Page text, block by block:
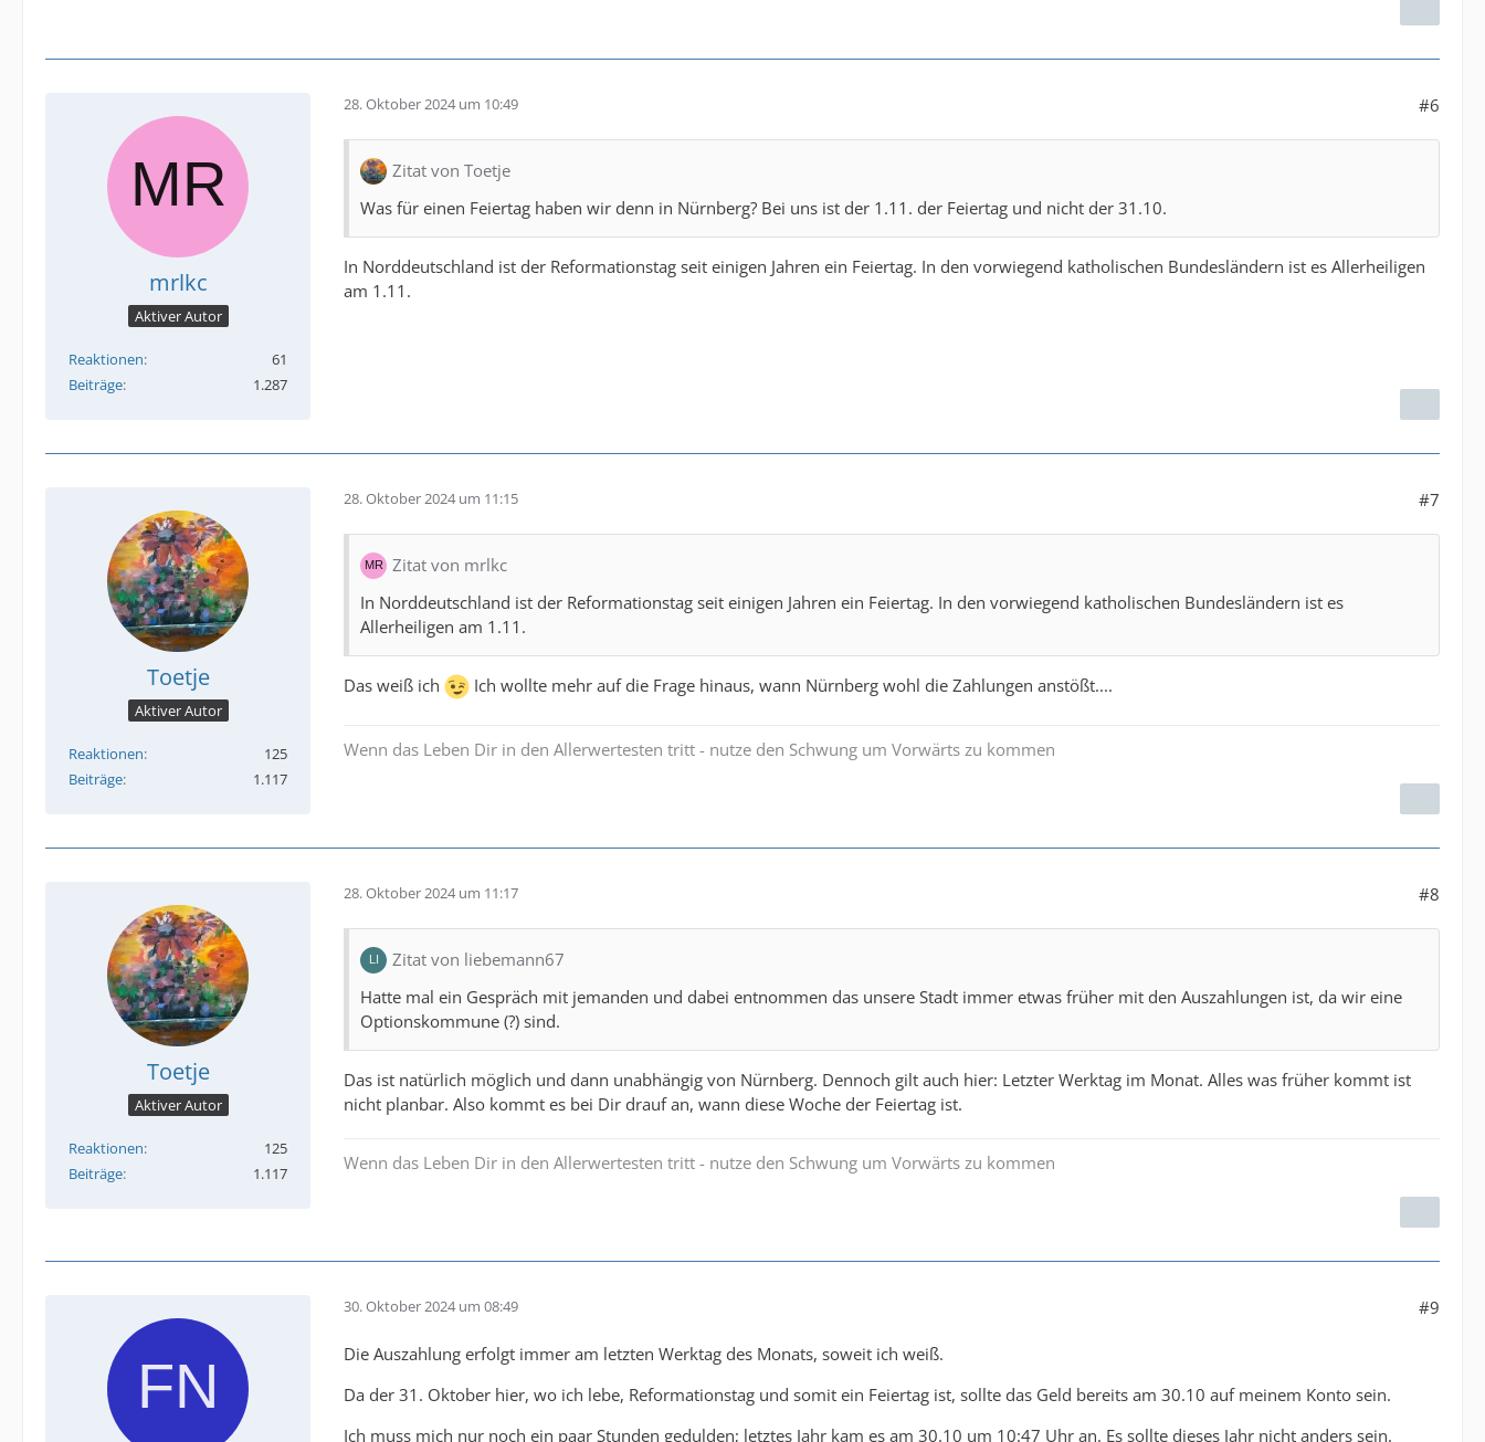
mrlkc
Aktiver Autor
Reaktionen
61
Beiträge
1.287
28. Oktober 2024 um 10:49 #6
Zitat von Toetje
Was für einen Feiertag haben wir denn in Nürnberg? Bei uns ist der 1.11. der Feiertag und nicht der 31.10.
In Norddeutschland ist der Reformationstag seit einigen Jahren ein Feiertag. In den vorwiegend katholischen Bundesländern ist es Allerheiligen
am 1.11.
Toetje
Aktiver Autor
Reaktionen
125
Beiträge
1.117
28. Oktober 2024 um 11:15 #7
Zitat von mrlkc
In Norddeutschland ist der Reformationstag seit einigen Jahren ein Feiertag. In den vorwiegend katholischen Bundesländern ist es
Allerheiligen am 1.11.
Das weiß ich Ich wollte mehr auf die Frage hinaus, wann Nürnberg wohl die Zahlungen anstößt....
Wenn das Leben Dir in den Allerwertesten tritt - nutze den Schwung um Vorwärts zu kommen
Toetje
Aktiver Autor
Reaktionen
125
Beiträge
1.117
28. Oktober 2024 um 11:17 #8
Zitat von liebemann67
Hatte mal ein Gespräch mit jemanden und dabei entnommen das unsere Stadt immer etwas früher mit den Auszahlungen ist, da wir eine
Optionskommune (?) sind.
Das ist natürlich möglich und dann unabhängig von Nürnberg. Dennoch gilt auch hier: Letzter Werktag im Monat. Alles was früher kommt ist
nicht planbar. Also kommt es bei Dir drauf an, wann diese Woche der Feiertag ist.
Wenn das Leben Dir in den Allerwertesten tritt - nutze den Schwung um Vorwärts zu kommen
30. Oktober 2024 um 08:49 #9
Die Auszahlung erfolgt immer am letzten Werktag des Monats, soweit ich weiß.
Da der 31. Oktober hier, wo ich lebe, Reformationstag und somit ein Feiertag ist, sollte das Geld bereits am 30.10 auf meinem Konto sein.
Ich muss mich nur noch ein paar Stunden gedulden; letztes Jahr kam es am 30.10 um 10:47 Uhr an. Es sollte dieses Jahr nicht anders sein.